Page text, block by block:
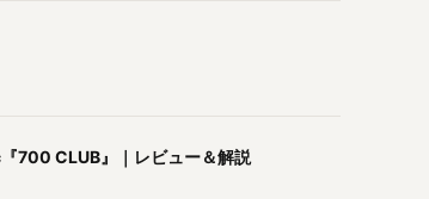
700 CLUB』｜レビュー＆解説